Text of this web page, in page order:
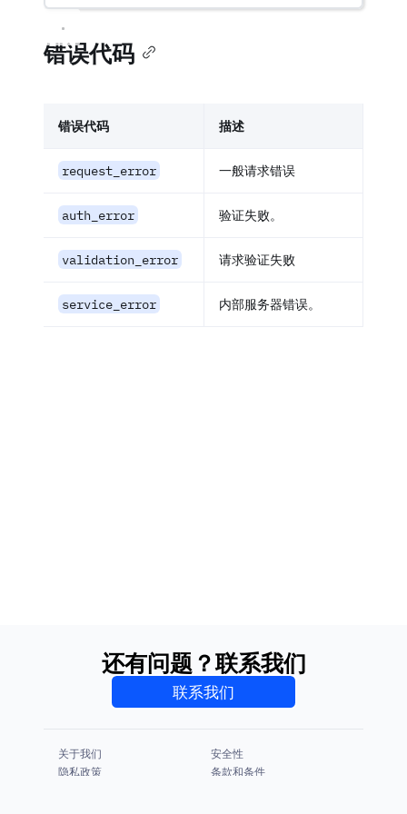
错误代码
错误代码 描述
request_error 一般请求错误
auth_error 验证失败。
validation_error 请求验证失败
service_error 内部服务器错误。
还有问题？联系我们
联系我们
关于我们
安全性
隐私政策
条款和条件